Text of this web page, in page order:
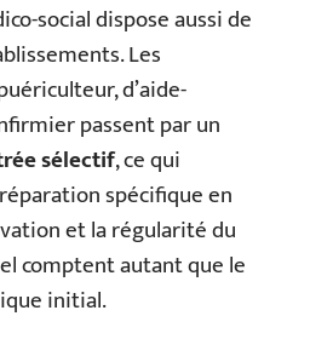
social dispose aussi de
Les
d’aide-
passent par un
sélectif, ce qui
spécifique en
et la régularité du
comptent autant que le
initial.